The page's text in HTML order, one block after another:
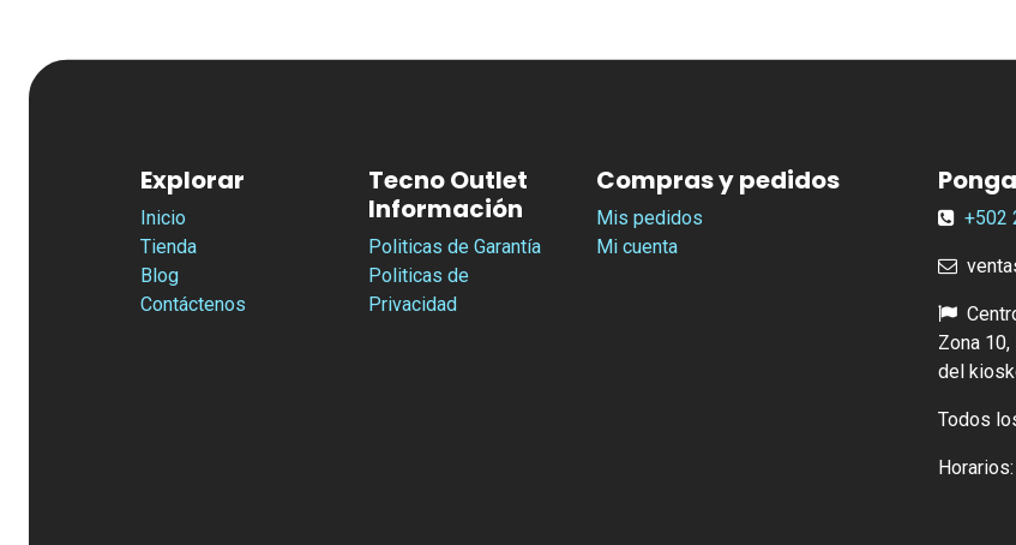
Explorar
Inicio
Tienda
Blog
Contáctenos
Tecno Outlet
Información
Politicas de Garantía
Politicas de
Privacidad
Compras y pedidos
Mis pedidos
Mi cuenta
+502
Zona
del
Todos